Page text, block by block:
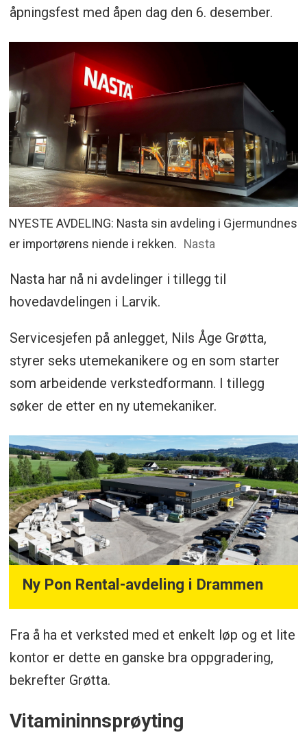
åpningsfest med åpen dag den 6. desember.
NYESTE AVDELING: Nasta sin avdeling i Gjermundnes
er importørens niende i rekken. Nasta
Nasta har nå ni avdelinger i tillegg til
hovedavdelingen i Larvik.
Servicesjefen på anlegget, Nils Åge Grøtta,
styrer seks utemekanikere og en som starter
som arbeidende verkstedformann. I tillegg
søker de etter en ny utemekaniker.
Ny Pon Rental-avdeling i Drammen
Fra å ha et verksted med et enkelt løp og et lite
kontor er dette en ganske bra oppgradering,
bekrefter Grøtta.
Vitamininnsprøyting